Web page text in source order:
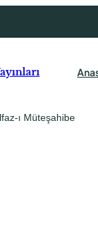
ı Müteşahibe